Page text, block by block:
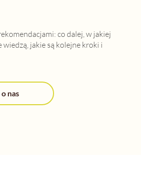
co dalej, w jakiej
jakie są kolejne kroki i
nas